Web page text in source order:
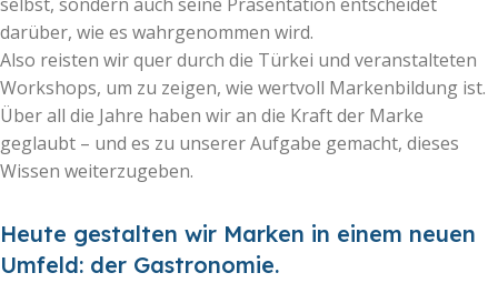
darüber, wie es wahrgenommen wird.
Also reisten wir quer durch die Türkei und veranstalteten
Workshops, um zu zeigen, wie wertvoll Markenbildung ist.
Über all die Jahre haben wir an die Kraft der Marke
geglaubt – und es zu unserer Aufgabe gemacht, dieses
Wissen weiterzugeben.
Heute gestalten wir Marken in einem neuen
Umfeld: der Gastronomie.